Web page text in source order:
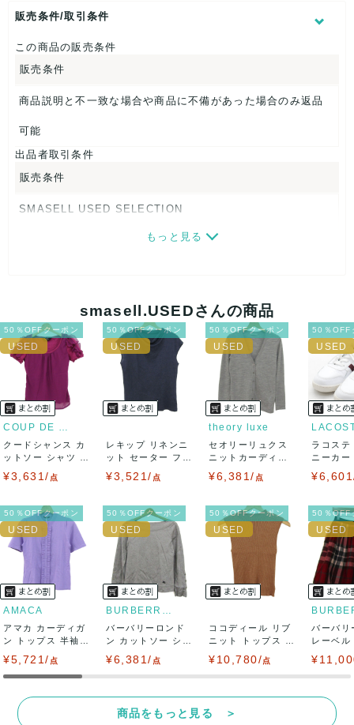
素材タグを撮影しておりますので、ご確認下さいませ。
なし
販売条件/取引条件
この商品の販売条件
販売条件
商品説明と不一致な場合や商品に不備があった場合のみ返品
可能
出品者取引条件
販売条件
SMASELL USED SELECTION
画像ダウンロードなので、転売にも最適♪
ネコポスの場合は日時指定ができませんので、ご了承下さい
ませ。
USED品に関しましては、見る方によって状態の価値観が異な
りますので、トラブルを避けるため、神経質な方や完璧な商
品を求められる方は御購入をお控えください。
また商品には細心の注意をはらっておりますが、何かござい
ましたら、レビュー記載前に必ずコメント欄よりご連絡お願
い致します。対応できることがあれば、誠意をもって対応致
します。
また並行輸入品もございますので、真贋方法などお答えでき
ない場合もございます。
万が一、購入後に偽造品等が発覚しましたら、返品・返金に
もっと見る
smasell.USEDさんの商品
50％OFFクーポン
COUP DE CHANCE
クードシャンス カ
ットソー シャツ 半
¥3,631/ 点
50％OFFクーポン
レキップ リネンニ
ット セーター フレ
¥3,521/ 点
50％OFFクーポン
theory luxe
セオリーリュクス
ニットカーディガ
¥6,381/ 点
50％OFF
ラコステ
ニーカ
50％OFFクーポン
AMACA
アマカ カーディガ
ン トップス 半袖
¥5,721/ 点
50％OFFクーポン
BURBERRY LONDON
バーバリーロンド
ン カットソー シャ
¥6,381/ 点
50％OFFクーポン
ココディール リブ
ニット トップス ノ
¥10,780/点
50％OFF
バーバリ
レーベル
商品をもっと見る ＞